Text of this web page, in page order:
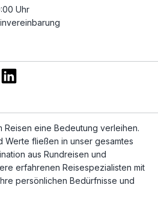
Uhr
eine Bedeutung verleihen.
fließen in unser gesamtes
aus Rundreisen und
erfahrenen Reisespezialisten mit
persönlichen Bedürfnisse und